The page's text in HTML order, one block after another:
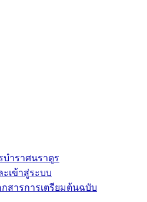
ำราศนราดูร
ะเข้าสู่ระบบ
สารการเตรียมต้นฉบับ